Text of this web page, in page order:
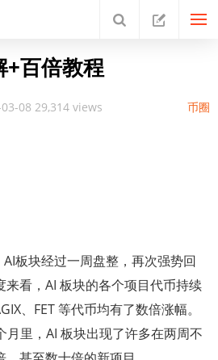
百倍教程
08 币圈
29,314 views
板块经过一周盘整，再次强势回
来看，AI 板块的各个项目代币持续
、FET 等代币均有了数倍涨幅。
月里，AI 板块出现了许多在两周不